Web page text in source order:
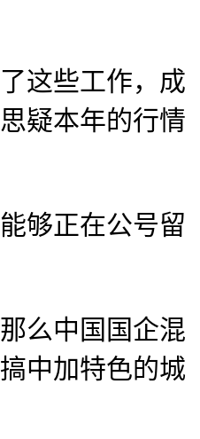
这些工作，成
疑本年的行情
够正在公号留
么中国国企混
中加特色的城